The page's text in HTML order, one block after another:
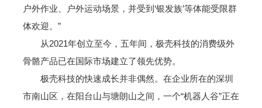
户外作业、户外运动场景，并受到‘银发族’等体能受限群
体欢迎。”
从2021年创立至今，五年间，极壳科技的消费级外
骨骼产品已在国际市场建立了领先优势。
极壳科技的快速成长并非偶然。在企业所在的深圳
市南山区，在阳台山与塘朗山之间，一个“机器人谷”正在